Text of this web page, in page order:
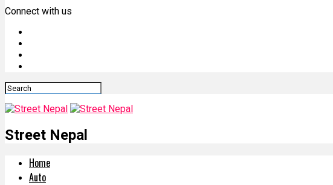
Connect with us
Street Nepal
Home
Auto